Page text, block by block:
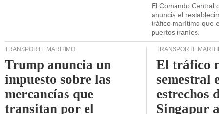
El Comando Central
anuncia el
tráfico marítimo que
puertos iraníes.
TRANSPORTE MARÍTIMO
Trump anuncia un
impuesto sobre las
mercancías que
transitan por el
TRANSPORTE
El tráfico
semestral
estrechos
Singapur